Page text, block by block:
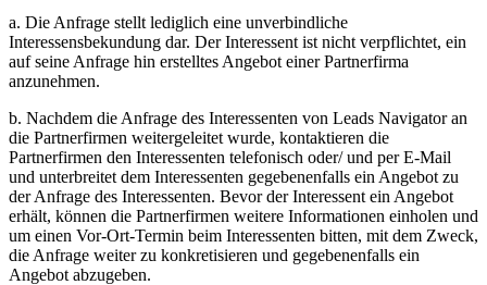
a. Die Anfrage stellt lediglich eine unverbindliche
Interessensbekundung dar. Der Interessent ist nicht verpflichtet, ein
auf seine Anfrage hin erstelltes Angebot einer Partnerfirma
anzunehmen.
b. Nachdem die Anfrage des Interessenten von Leads Navigator an
die Partnerfirmen weitergeleitet wurde, kontaktieren die
Partnerfirmen den Interessenten telefonisch oder/ und per E-Mail
und unterbreitet dem Interessenten gegebenenfalls ein Angebot zu
der Anfrage des Interessenten. Bevor der Interessent ein Angebot
erhält, können die Partnerfirmen weitere Informationen einholen und
um einen Vor-Ort-Termin beim Interessenten bitten, mit dem Zweck,
die Anfrage weiter zu konkretisieren und gegebenenfalls ein
Angebot abzugeben.